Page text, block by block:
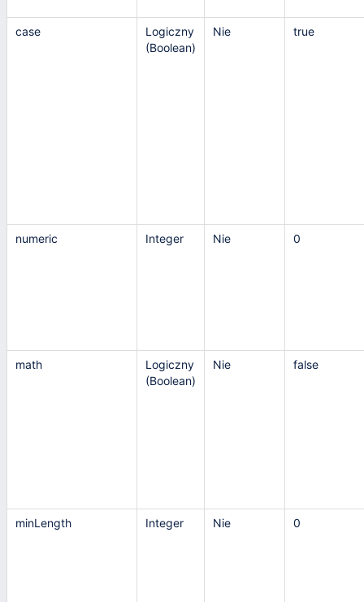
case
Logiczny
(Boolean)
Nie true
numeric Integer Nie 0
math
Logiczny
(Boolean)
Nie false
minLength Integer Nie 0